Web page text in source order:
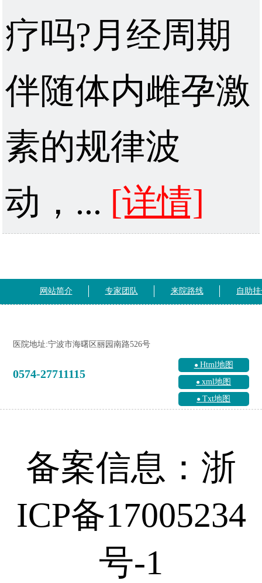
疗吗?月经周期
伴随体内雌孕激
素的规律波
动，... [详情]
网站简介 专家团队 来院路线 自助
医院地址:宁波市海曙区丽园南路526号
0574-27711115
Html地图
xml地图
Txt地图
备案信息：浙
ICP备17005234
号-1